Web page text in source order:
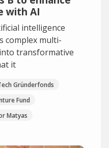
with AI
intelligence
complex multi-
transformative
it
Gründerfonds
Fund
Matyas